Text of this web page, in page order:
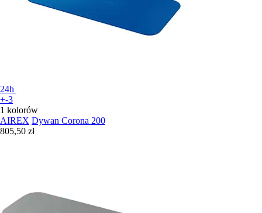
24h
+-3
1 kolorów
AIREX Dywan Corona 200
805,50 zł